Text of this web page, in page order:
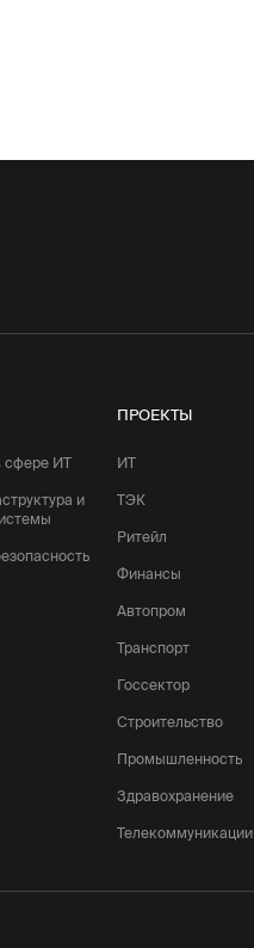
сфере ИТ
и
ПРОЕКТЫ
ИТ
ТЭК
Ритейл
Финансы
Автопром
Транспорт
Госсектор
Строительство
Промышленность
Здравохранение
Телекоммуникации